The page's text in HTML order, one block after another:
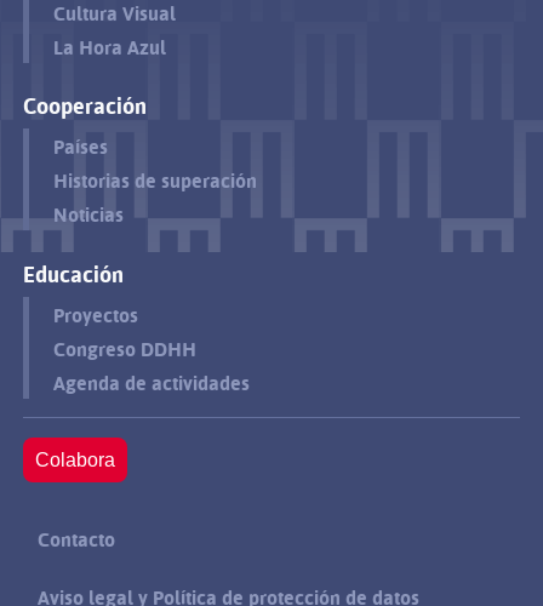
Cultura Visual
La Hora Azul
Cooperación
Países
Historias de superación
Noticias
Educación
Proyectos
Congreso DDHH
Agenda de actividades
Colabora
Contacto
Aviso legal y Política de protección de datos